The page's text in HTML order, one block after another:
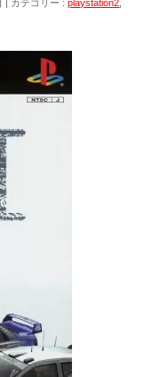
カテゴリー :playstation2